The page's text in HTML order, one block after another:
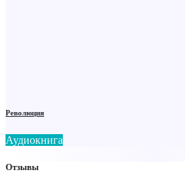
Революция
Аудиокнига
Отзывы